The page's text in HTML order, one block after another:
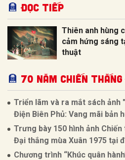
Đọc tiếp
Thiên anh hùng
cảm hứng sáng
thuật
70 NĂM CHIẾN
Triển lãm và ra mắt sách ảnh
Điện Biên Phủ: Vang mãi bản
Trưng bày 150 hình ảnh
Đại thắng mùa Xuân 1975 tại
Chương trình “Khúc quân